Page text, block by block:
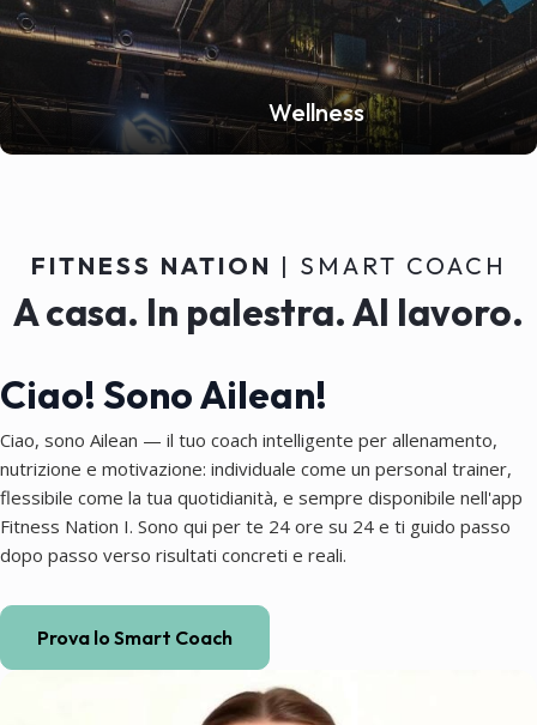
Wellness
FITNESS NATION | SMART COACH
A casa. In palestra. Al lavoro.
Ciao! Sono Ailean!
Ciao, sono Ailean — il tuo coach intelligente per allenamento,
nutrizione e motivazione: individuale come un personal trainer,
flessibile come la tua quotidianità, e sempre disponibile nell'app
Fitness Nation I. Sono qui per te 24 ore su 24 e ti guido passo
dopo passo verso risultati concreti e reali.
Prova lo Smart Coach